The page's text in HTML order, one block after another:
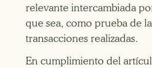
relevante intercambiada
que sea, como prueba de
transacciones realizadas.
En cumplimiento del